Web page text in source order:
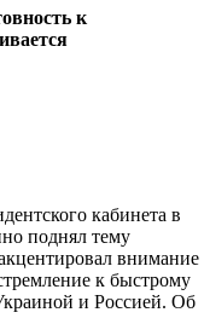
к
кабинета в
поднял тему
внимание
к быстрому
и Россией. Об